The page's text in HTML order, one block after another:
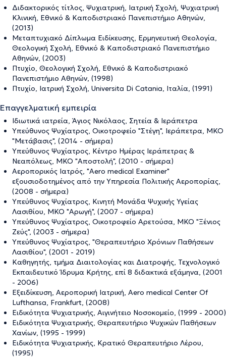
Διδακτορικός τίτλος, Ψυχιατρική, Ιατρική Σχολή, Ψυχιατρική
Κλινική, Εθνικό & Καποδιστριακό Πανεπιστήμιο Αθηνών,
(2013)
Μεταπτυχιακό Δίπλωμα Ειδίκευσης, Ερμηνευτική Θεολογία,
Θεολογική Σχολή, Εθνικό & Καποδιστριακό Πανεπιστήμιο
Αθηνών, (2003)
Πτυχίο, Θεολογική Σχολή, Εθνικό & Καποδιστριακό
Πανεπιστήμιο Αθηνών, (1998)
Πτυχίο, Ιατρική Σχολή, Universita Di Catania, Ιταλία, (1991)
Επαγγελματική εμπειρία
Ιδιωτικά ιατρεία, Άγιος Νικόλαος, Σητεία & Ιεράπετρα
Υπεύθυνος Ψυχίατρος, Οικοτροφείο "Στέγη", Ιεράπετρα, ΜΚΟ
"Μετάβασις", (2014 - σήμερα)
Υπεύθυνος Ψυχίατρος, Κέντρο Ημέρας Ιεράπετρας &
Νεαπόλεως, ΜΚΟ "Αποστολή", (2010 - σήμερα)
Αεροπορικός Ιατρός, "Aero medical Examiner"
εξουσιοδοτημένος από την Υπηρεσία Πολιτικής Αεροπορίας,
(2008 - σήμερα)
Υπεύθυνος Ψυχίατρος, Κινητή Μονάδα Ψυχικής Υγείας
Λασιθίου, ΜΚΟ "Αρωγή", (2007 - σήμερα)
Υπεύθυνος Ψυχίατρος, Οικοτροφείο Αρετούσα, ΜΚΟ "Ξένιος
Ζεύς", (2003 - σήμερα)
Υπεύθυνος Ψυχίατρος, "Θεραπευτήριο Χρόνιων Παθήσεων
Λασιθίου", (2001 - 2019)
Καθηγητής, τμήμα Διαιτολογίας και Διατροφής, Τεχνολογικό
Εκπαιδευτικό Ίδρυμα Κρήτης, επί 8 διδακτικά εξάμηνα, (2001
- 2006)
Εξειδίκευση, Αεροπορική Ιατρική, Aero medical Center Of
Lufthansa, Frankfurt, (2008)
Ειδικότητα Ψυχιατρικής, Αιγινήτειο Νοσοκομείο, (1999 - 2000)
Ειδικότητα Ψυχιατρικής, Θεραπευτήριο Ψυχικών Παθήσεων
Χανίων, (1995 - 1999)
Ειδικότητα Ψυχιατρικής, Κρατικό Θεραπευτήριο Λέρου,
(1995)